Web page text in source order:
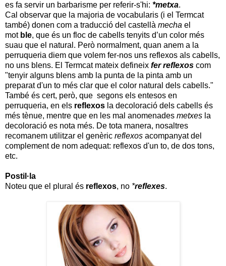
es fa servir un barbarisme per referir-s'hi: *metxa.
Cal observar que la majoria de vocabularis (i el Termcat
també) donen com a traducció del castellà mecha el
mot ble, que és un floc de cabells tenyits d’un color més
suau que el natural. Però normalment, quan anem a la
perruqueria diem que volem fer-nos uns reflexos als cabells,
no uns blens. El Termcat mateix defineix fer reflexos com
"tenyir alguns blens amb la punta de la pinta amb un
preparat d'un to més clar que el color natural dels cabells."
També és cert, però, que segons els entesos en
perruqueria, en els reflexos la decoloració dels cabells és
més tènue, mentre que en les mal anomenades metxes la
decoloració es nota més. De tota manera, nosaltres
recomanem utilitzar el genèric reflexos acompanyat del
complement de nom adequat: reflexos d'un to, de dos tons,
etc.
Postil·la
Noteu que el plural és reflexos, no *reflexes.